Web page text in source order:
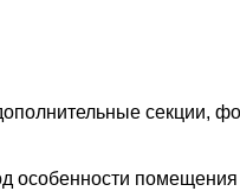
секции,
особенности